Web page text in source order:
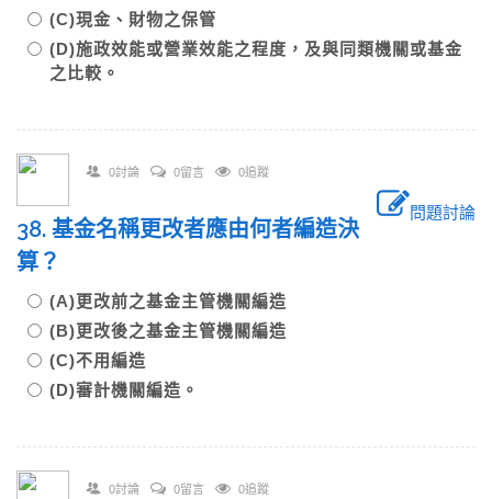
(C)現金、財物之保管
(D)施政效能或營業效能之程度，及與同類機關或基金
之比較。
0討論 0留言 0追蹤
問題討論
38. 基金名稱更改者應由何者編造決
算？
(A)更改前之基金主管機關編造
(B)更改後之基金主管機關編造
(C)不用編造
(D)審計機關編造。
0討論 0留言 0追蹤